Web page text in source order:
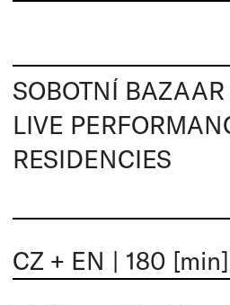
SOBOTNÍ
LIVE
RESIDENCIES
CZ + EN | 180 [min]